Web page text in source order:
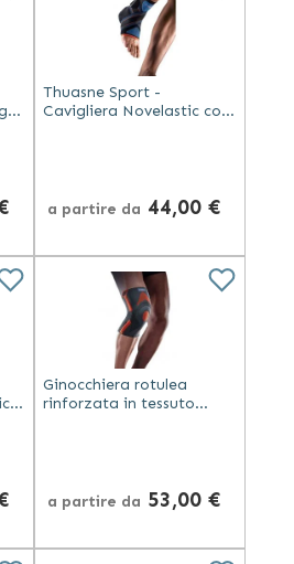
Thuasne Sport -
Cavigliera Novelastic con
a partire da 44,00 €
Ginocchiera rotulea
rinforzata in tessuto
a partire da 53,00 €